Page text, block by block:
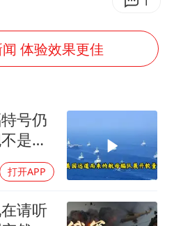
大部迎大暴雨
餐馆》 冲奖
奇会见泽连斯基有何意图
构建更高水平的全民健身公共服务体系
体验效果更佳
号仍
是中
起点
打开APP
请听